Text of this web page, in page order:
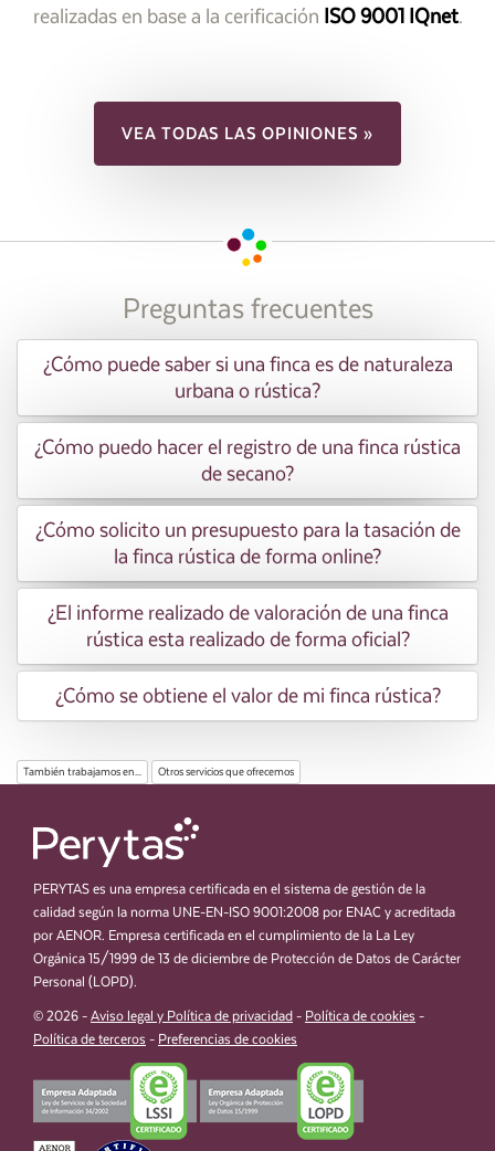
realizadas en base a la cerificación ISO 9001 IQnet.
VEA TODAS LAS OPINIONES »
Preguntas frecuentes
¿Cómo puede saber si una finca es de naturaleza
urbana o rústica?
¿Cómo puedo hacer el registro de una finca rústica
de secano?
¿Cómo solicito un presupuesto para la tasación de
la finca rústica de forma online?
¿El informe realizado de valoración de una finca
rústica esta realizado de forma oficial?
¿Cómo se obtiene el valor de mi finca rústica?
También trabajamos en... Otros servicios que ofrecemos
PERYTAS es una empresa certificada en el sistema de gestión de la
calidad según la norma UNE-EN-ISO 9001:2008 por ENAC y acreditada
por AENOR. Empresa certificada en el cumplimiento de la La Ley
Orgánica 15/1999 de 13 de diciembre de Protección de Datos de Carácter
Personal (LOPD).
© 2026 - Aviso legal y Política de privacidad - Política de cookies -
Política de terceros - Preferencias de cookies